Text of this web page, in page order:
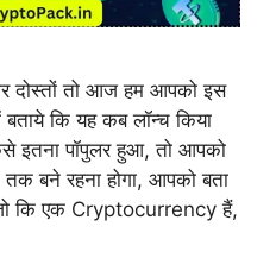
दोस्तों तो आज हम आपको इस
कि यह कब लॉन्च किया
इतना पॉपुलर हुआ, तो आपको
बने रहना होगा, आपको बता
कि एक Cryptocurrency हैं,